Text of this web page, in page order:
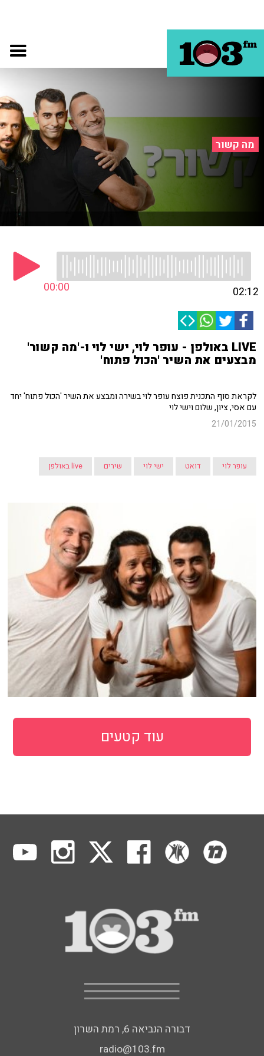
מה קשור
00:00 02:12
LIVE באולפן - עופר לוי, ישי לוי ו-'מה קשור'
מבצעים את השיר 'הכול פתוח'
לקראת סוף התכנית פוצח עופר לוי בשירה ומבצע את השיר 'הכול פתוח' יחד
עם אסי, ציון, שלום וישי לוי
21/01/2015
עופר לוי דואט ישי לוי שירים live באולפן
עוד קטעים
דבורה הנביאה 6, רמת השרון
radio@103.fm